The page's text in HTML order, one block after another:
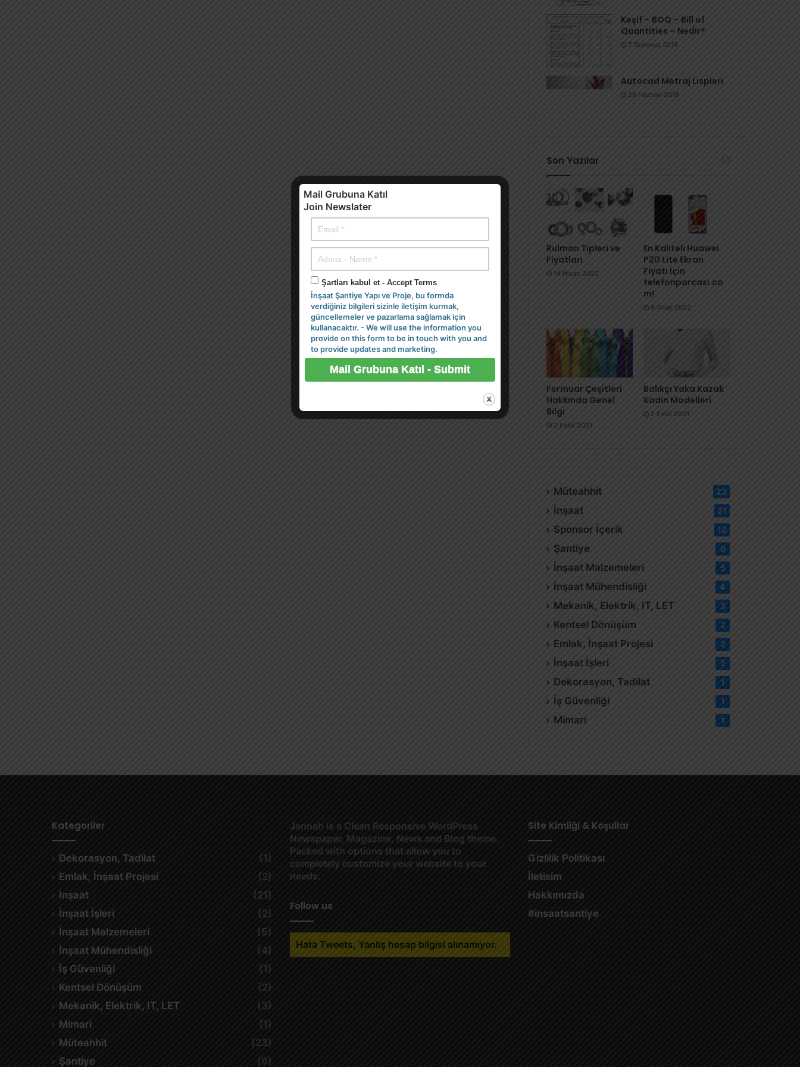
Keşif – BOQ – Bill of
Quantities – Nedir?
7 Temmuz 2018
Autocad Metraj Lispleri
28 Haziran 2018
Son Yazılar
Rulman Tipleri ve
Fiyatları
14 Nisan 2022
En Kaliteli Huawei
P20 Lite Ekran
Fiyatı İçin
telefonparcasi.co
m!
9 Ocak 2022
Fermuar Çeşitleri
Hakkında Genel
Bilgi
2 Eylül 2021
Balıkçı Yaka Kazak
Kadın Modelleri
2 Eylül 2021
Müteahhit 23
İnşaat 21
Sponsor İçerik 12
Şantiye 9
İnşaat Malzemeleri 5
İnşaat Mühendisliği 4
Mekanik, Elektrik, IT, LET 3
Kentsel Dönüşüm 2
Emlak, İnşaat Projesi 2
İnşaat İşleri 2
Dekorasyon, Tadilat 1
İş Güvenliği 1
Mimari 1
Kategoriler
Dekorasyon, Tadilat
(1)
Emlak, İnşaat Projesi
(2)
İnşaat
(21)
İnşaat İşleri
(2)
İnşaat Malzemeleri
(5)
İnşaat Mühendisliği
(4)
İş Güvenliği
(1)
Kentsel Dönüşüm
(2)
Mekanik, Elektrik, IT, LET
(3)
Mimari
(1)
Müteahhit
(23)
Şantiye
(9)
Jannah is a Clean Responsive WordPress
Newspaper, Magazine, News and Blog theme.
Packed with options that allow you to
completely customize your website to your
needs.
Follow us
Hata Tweets, Yanlış hesap bilgisi alınamıyor.
Site Kimliği & Koşullar
Gizlilik Politikası
İletisim
Hakkımızda
#insaatsantiye
Mail Grubuna Katıl
Join Newslater
Şartları kabul et - Accept Terms
İnşaat Şantiye Yapı ve Proje, bu formda
verdiğiniz bilgileri sizinle iletişim kurmak,
güncellemeler ve pazarlama sağlamak için
kullanacaktır. - We will use the information you
provide on this form to be in touch with you and
to provide updates and marketing.